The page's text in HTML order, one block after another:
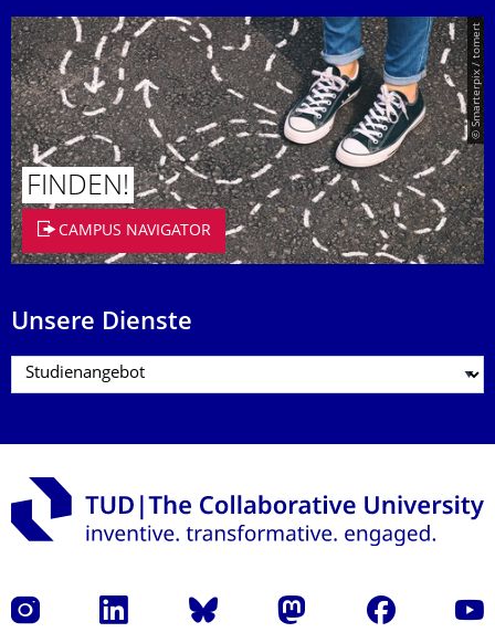
© Smarterpix / tomert
FINDEN!
CAMPUS NAVIGATOR
Unsere Dienste
Instagram LinkedIn Bluesky Mastodon Facebook